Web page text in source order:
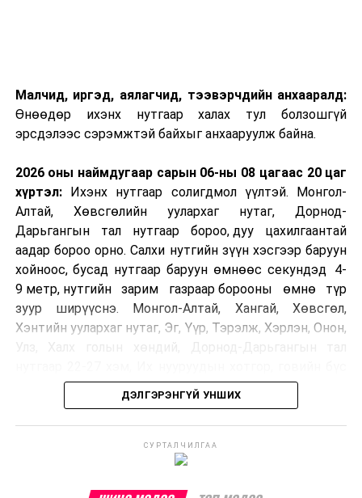
Малчид, иргэд, аялагчид, тээвэрчдийн анхааралд:
Өнөөдөр ихэнх нутгаар халах тул болзошгүй
эрсдэлээс сэрэмжтэй байхыг анхааруулж байна.
2026 оны наймдугаар сарын 06-ны 08 цагаас 20 цаг
хүртэл:Ихэнх нутгаар солигдмол үүлтэй. Монгол-
Алтай, Хөвсгөлийн уулархаг нутаг, Дорнод-
Дарьгангын тал нутгаар бороо, дуу цахилгаантай
аадар бороо орно. Салхи нутгийн зүүн хэсгээр баруун
хойноос, бусад нутгаар баруун өмнөөс секундэд 4-
9 метр, нутгийн зарим газраар борооны өмнө түр
зуур ширүүснэ. Монгол-Алтай, Хангай, Хөвсгөл,
Хэнтийн уулархаг нутаг, Эг, Үүр, Тэрэлж, Хэрлэн, Онон,
нутгийн өмнөд хэсгээр 34-39 хэм, бусад нутгаар 27-
32 хэм дулаан байна.
УЛААНБААТАР ХОТ ОРЧМООР:
үүлтэй. Бороо орохгүй. Салхи баруун
хойноос секундэд 4-9 метр. 27-29 хэм
ДЭЛГЭРЭНГҮЙ УНШИХ
СУРТАЛЧИЛГАА